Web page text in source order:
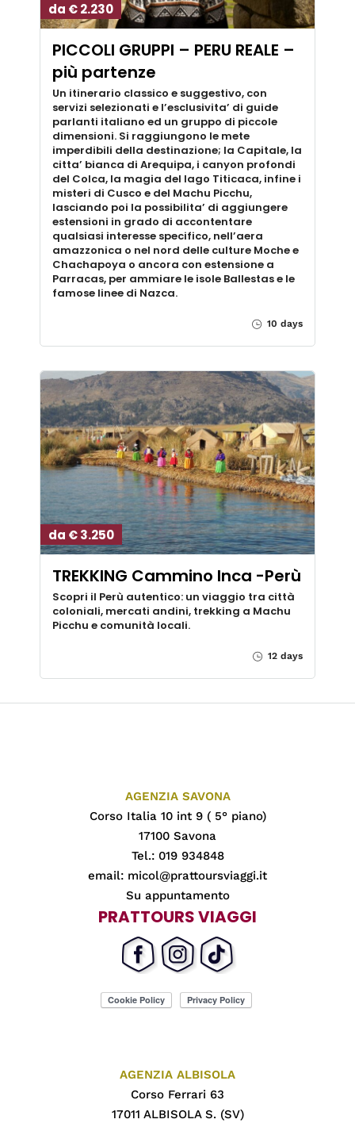
da € 2.230
PICCOLI GRUPPI – PERU REALE –
più partenze
Un itinerario classico e suggestivo, con
servizi selezionati e l’esclusivita’ di guide
parlanti italiano ed un gruppo di piccole
dimensioni. Si raggiungono le mete
imperdibili della destinazione; la Capitale, la
citta’ bianca di Arequipa, i canyon profondi
del Colca, la magia del lago Titicaca, infine i
misteri di Cusco e del Machu Picchu,
lasciando poi la possibilita’ di aggiungere
estensioni in grado di accontentare
qualsiasi interesse specifico, nell’aera
amazzonica o nel nord delle culture Moche e
Chachapoya o ancora con estensione a
Parracas, per ammiare le isole Ballestas e le
famose linee di Nazca.
10 days
da € 3.250
TREKKING Cammino Inca -Perù
Scopri il Perù autentico: un viaggio tra città
coloniali, mercati andini, trekking a Machu
Picchu e comunità locali.
12 days
AGENZIA SAVONA
Corso Italia 10 int 9 ( 5° piano)
17100 Savona
Tel.: 019 934848
email: micol@prattoursviaggi.it
Su appuntamento
PRATTOURS VIAGGI
AGENZIA ALBISOLA
Corso Ferrari 63
17011 ALBISOLA S. (SV)